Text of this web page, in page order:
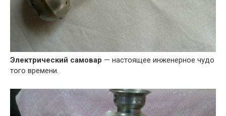
Электрический самовар — настоящее инженерное чудо
того времени.